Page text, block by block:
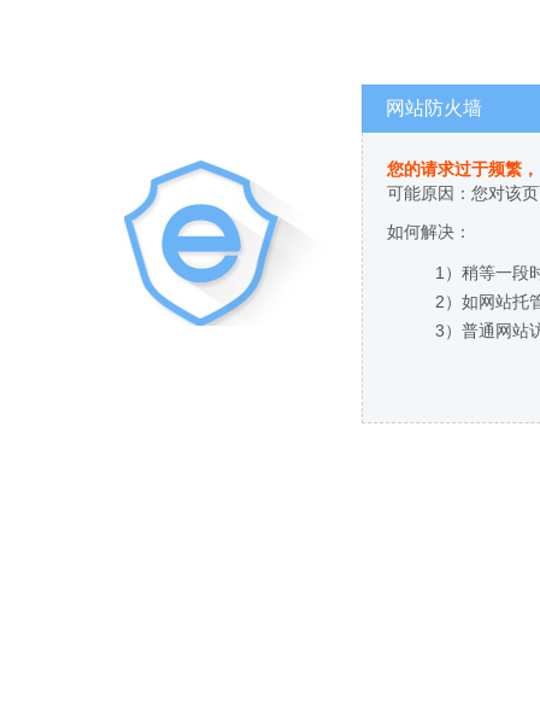
网站防火墙
您的请求过于频繁
可能原因：您对该
如何解决：
1）稍等一段
2）如网站托
3）普通网站